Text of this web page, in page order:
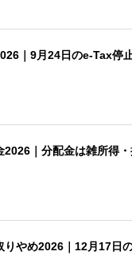
｜9月24日のe-Tax停
2026｜分配金は雑所得
りやめ2026｜12月17日